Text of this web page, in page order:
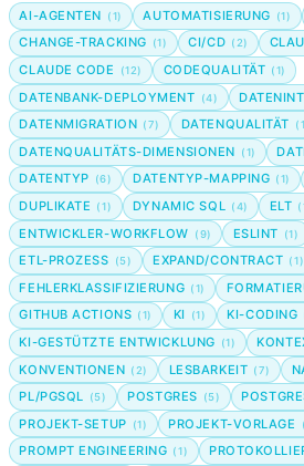
AI-AGENTEN (1) AUTOMATISIERUNG (1)
CHANGE-TRACKING (1) CI/CD (2)
CLAUDE CODE (12) CODEQUALITÄT (1)
DATENBANK-DEPLOYMENT (4)
DATENMIGRATION (7) DATENQUALITÄT
DATENQUALITÄTS-DIMENSIONEN (1)
DATENTYP (6) DATENTYP-MAPPING (1)
DUPLIKATE (1) DYNAMIC SQL (4) ELT
ENTWICKLER-WORKFLOW (9) ESLINT (1)
ETL-PROZESS (5) EXPAND/CONTRACT (1)
FEHLERKLASSIFIZIERUNG (1)
GITHUB ACTIONS (1) KI (1) KI-CODING
KI-GESTÜTZTE ENTWICKLUNG (1)
KONVENTIONEN (2) LESBARKEIT (7)
PL/PGSQL (5) POSTGRES (5)
PROJEKT-SETUP (1) PROJEKT-VORLAGE
PROMPT ENGINEERING (1)